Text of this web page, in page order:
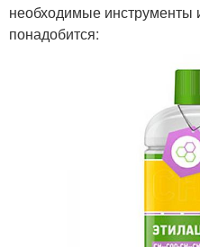
необходимые инструменты
понадобится: